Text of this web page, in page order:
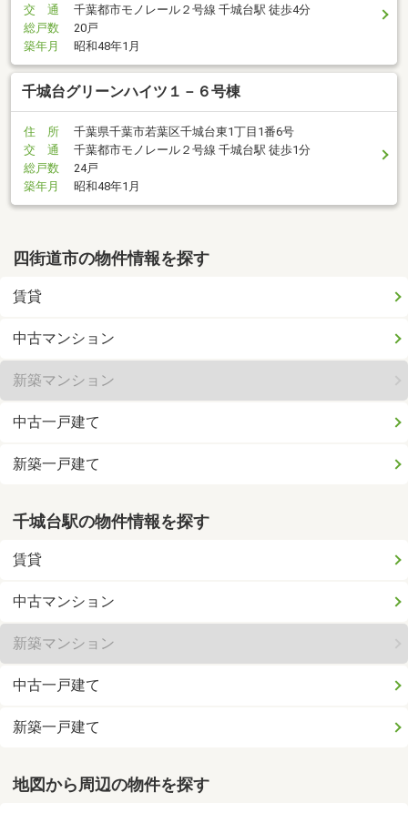
交 通
千葉都市モノレール２号線 千城台駅 徒歩4分
総戸数
20戸
築年月
昭和48年1月
千城台グリーンハイツ１－６号棟
住 所
千葉県千葉市若葉区千城台東1丁目1番6号
交 通
千葉都市モノレール２号線 千城台駅 徒歩1分
総戸数
24戸
築年月
昭和48年1月
四街道市の物件情報を探す
賃貸
中古マンション
新築マンション
中古一戸建て
新築一戸建て
千城台駅の物件情報を探す
賃貸
中古マンション
新築マンション
中古一戸建て
新築一戸建て
地図から周辺の物件を探す